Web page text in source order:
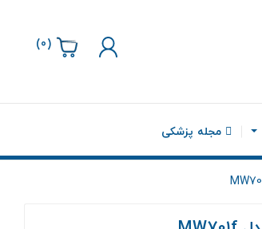
(
0
)
مجله پزشکی